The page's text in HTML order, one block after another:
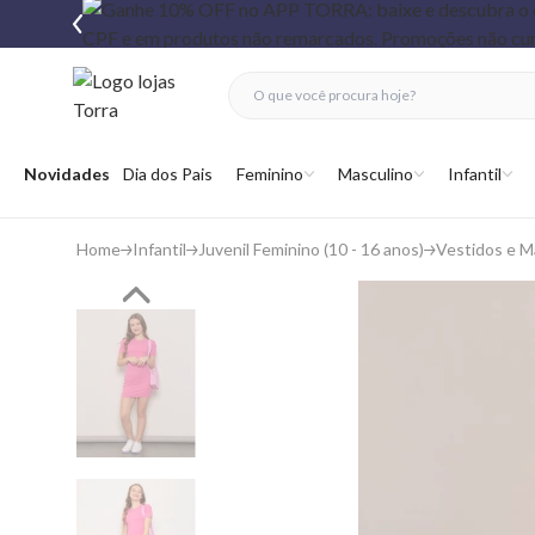
Abrir menu
Novidades Dia dos Pais Feminino Masculino Infantil
fechar menu
fechar menu
favoritos
Home Infantil Juvenil Feminino (10 - 16 anos) Vestidos e